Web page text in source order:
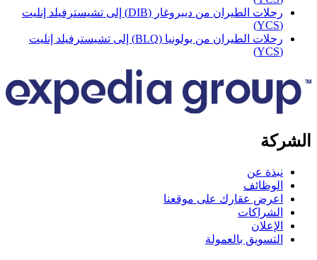
رحلات الطيران من ديبروغار (DIB) إلى تشيسترفيلد إنليت
رحلات الطيران من بولونيا (BLQ) إلى تشيسترفيلد إنليت
عن
عقارك على موقعنا
بالعمولة